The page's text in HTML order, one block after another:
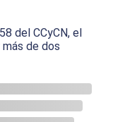
del CCyCN, el
de dos